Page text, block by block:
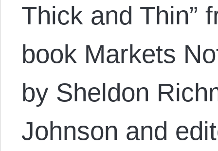
Thick and Thin”
book Markets
by Sheldon
Johnson and